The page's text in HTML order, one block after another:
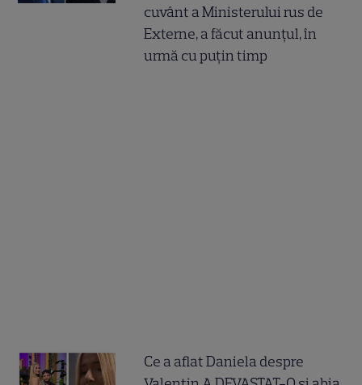
cuvânt a Ministerului rus de
Externe, a făcut anunțul, în
urmă cu puțin timp
Ce a aflat Daniela despre